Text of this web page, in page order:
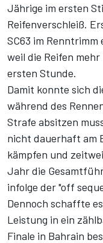
Jährige im ersten
Reifenverschleiß.
SC63 im
weil die Reifen
ersten Stunde.
Damit konnte sich
während des
Strafe absitzen
nicht dauerhaft am
kämpfen und
Jahr die
infolge der "off
Dennoch schaffte
Leistung in ein
Finale in Bahrain